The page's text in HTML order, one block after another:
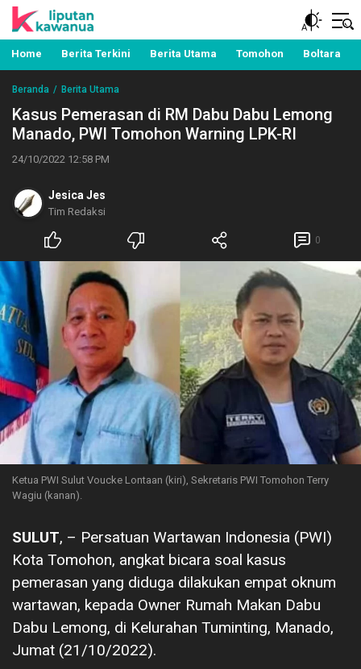
Liputan Kawanua
Berita Manado, Sulawesi Utara, Kawanua, Politik,
Pemerintahan, Hukum Kriminal dan Nasional
Home Berita Terkini Berita Utama Tomohon Boltara
Beranda Berita Utama
Kasus Pemerasan di RM Dabu Dabu Lemong
Manado, PWI Tomohon Warning LPK-RI
24/10/2022 12:58 PM
Jesica Jes
Tim Redaksi
0
Ketua PWI Sulut Voucke Lontaan (kiri), Sekretaris PWI Tomohon Terry
Wagiu (kanan).
SULUT, – Persatuan Wartawan Indonesia (PWI)
Kota Tomohon, angkat bicara soal kasus
pemerasan yang diduga dilakukan empat oknum
wartawan, kepada Owner Rumah Makan Dabu
Dabu Lemong, di Kelurahan Tuminting, Manado,
Jumat (21/10/2022).